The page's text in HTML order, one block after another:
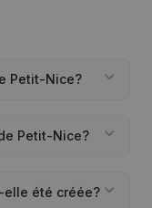
Petit-Nice?
Petit-Nice?
été créée?